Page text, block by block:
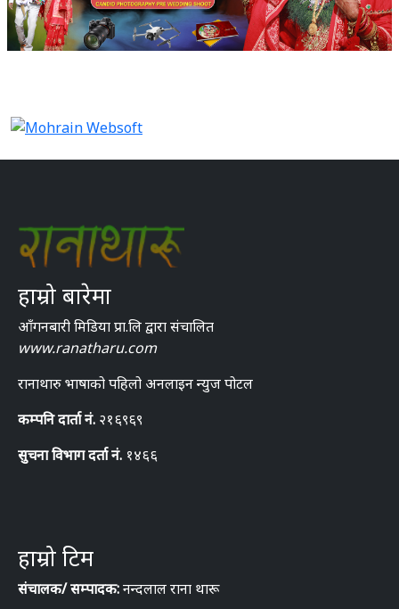
हाम्रो बारेमा
आँगनबारी मिडिया प्रा.लि द्वारा संचालित
www.ranatharu.com
रानाथारु भाषाको पहिलो अनलाइन न्युज पोटल
कम्पनि दार्ता नं. २१६९६९
सुचना विभाग दर्ता नं. १४६६
हाम्रो टिम
संचालक/ सम्पादक:नन्दलाल राना थारू